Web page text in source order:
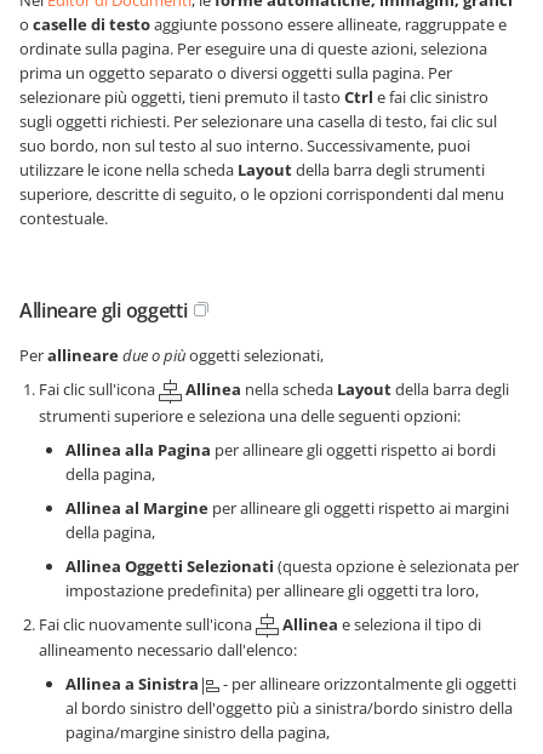
o caselle di testoaggiunte possono essere allineate, raggruppate e
ordinate sulla pagina. Per eseguire una di queste azioni, seleziona
prima un oggetto separato o diversi oggetti sulla pagina. Per
selezionare più oggetti, tieni premuto il tasto Ctrl e fai clic sinistro
sugli oggetti richiesti. Per selezionare una casella di testo, fai clic sul
suo bordo, non sul testo al suo interno. Successivamente, puoi
utilizzare le icone nella scheda Layoutdella barra degli strumenti
superiore, descritte di seguito, o le opzioni corrispondenti dal menu
contestuale.
Allineare gli oggetti
Perallinearedue o piùoggetti selezionati,
Fai clic sull'icona
Allinea nella scheda Layoutdella barra degli
strumenti superiore e seleziona una delle seguenti opzioni:
Allinea alla Pagina per allineare gli oggetti rispetto ai bordi
della pagina,
Allinea al Margine per allineare gli oggetti rispetto ai margini
della pagina,
Allinea Oggetti Selezionati (questa opzione è selezionata per
impostazione predefinita) per allineare gli oggetti tra loro,
Fai clic nuovamente sull'icona
Allinea e seleziona il tipo di
allineamento necessario dall'elenco:
Allinea a Sinistra
- per allineare orizzontalmente gli oggetti
al bordo sinistro dell'oggetto più a sinistra/bordo sinistro della
pagina/margine sinistro della pagina,